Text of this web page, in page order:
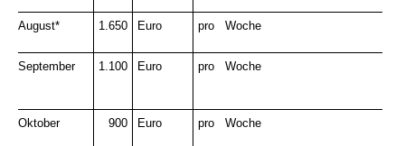
August* 1.650 Euro pro Woche
September 1.100 Euro pro Woche
Oktober 900 Euro pro Woche